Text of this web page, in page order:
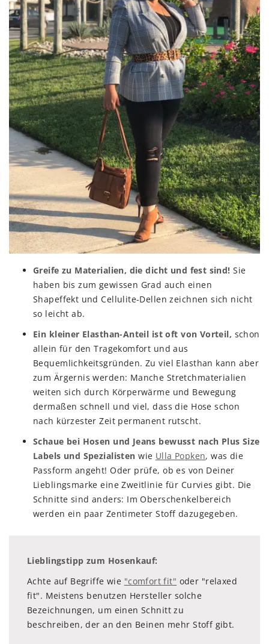
Greife zu Materialien, die dicht und fest sind! Sie
haben bis zum gewissen Grad auch einen
Shapeffekt und Cellulite-Dellen zeichnen sich nicht
so leicht ab.
Ein kleiner Elasthan-Anteil ist oft von Vorteil, schon
allein für den Tragekomfort und aus
Bequemlichkeitsgründen. Zu viel Elasthan kann aber
zum Ärgernis werden: Manche Stretchmaterialien
weiten sich durch Körperwärme und Bewegung
dermaßen schnell und viel, dass die Hose schon
nach kürzester Zeit permanent rutscht.
Schaue bei Hosen und Jeans bewusst nach Plus Size
Labels und Spezialisten wie Ulla Popken, was die
Passform angeht! Oder prüfe, ob es von Deiner
Lieblingsmarke eine Zweitlinie für Curvies gibt. Die
Schnitte sind anders: Im Oberschenkelbereich
werden ein paar Zentimeter Stoff dazugegeben.
Lieblingstipp zum Hosenkauf:
Achte auf Begriffe wie "comfort fit" oder "relaxed
fit". Meistens benutzen Hersteller solche
Bezeichnungen, um einen Schnitt zu
beschreiben, der an den Beinen mehr Stoff gibt.